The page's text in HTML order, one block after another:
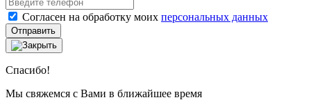
Согласен на обработку моих персональных данных
Отправить
Спасибо!
Мы свяжемся с Вами в ближайшее время